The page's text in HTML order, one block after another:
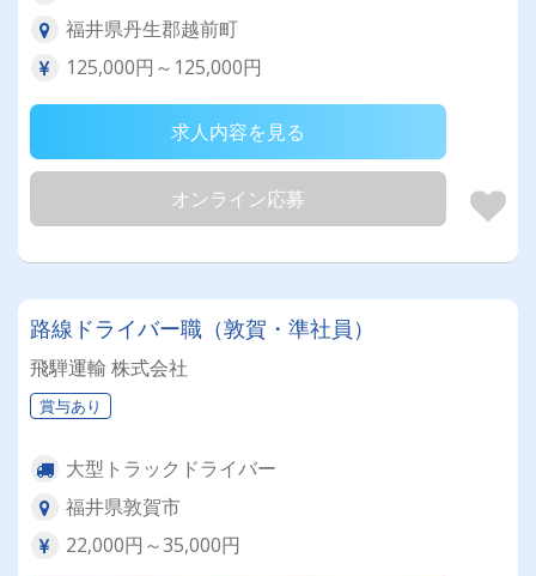
福井県丹生郡越前町
125,000円～125,000円
求人内容を見る
オンライン応募
路線ドライバー職（敦賀・準社員）
飛騨運輸 株式会社
賞与あり
大型トラックドライバー
福井県敦賀市
22,000円～35,000円